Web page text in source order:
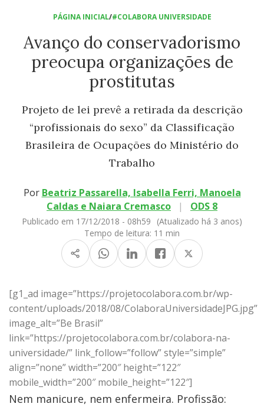
PÁGINA INICIAL/#COLABORA UNIVERSIDADE
Avanço do conservadorismo
preocupa organizações de
prostitutas
Projeto de lei prevê a retirada da descrição
“profissionais do sexo” da Classificação
Brasileira de Ocupações do Ministério do
Trabalho
Por Beatriz Passarella, Isabella Ferri, Manoela
Caldas e Naiara Cremasco
| ODS 8
Publicado em 17/12/2018 - 08h59
(Atualizado há 3 anos)
Tempo de leitura: 11 min
[g1_ad image=”https://projetocolabora.com.br/wp-
content/uploads/2018/08/ColaboraUniversidadeJPG.jpg”
image_alt=”Be Brasil”
link=”https://projetocolabora.com.br/colabora-na-
universidade/” link_follow=”follow” style=”simple”
align=”none” width=”200″ height=”122″
mobile_width=”200″ mobile_height=”122″]
Nem manicure, nem enfermeira. Profissão: